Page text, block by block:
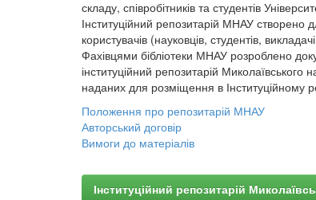
складу, співробітників та студентів
Інституційний репозитарій МНАУ створено
користувачів (науковців, студентів,
Фахівцями бібліотеки МНАУ розроблено
інституційний репозитарій Миколаївського
наданих для розміщення в Інституційному
Положення про репозитарій МНАУ
Авторський договір
Вимоги до матеріалів
Інституційний репозитарій